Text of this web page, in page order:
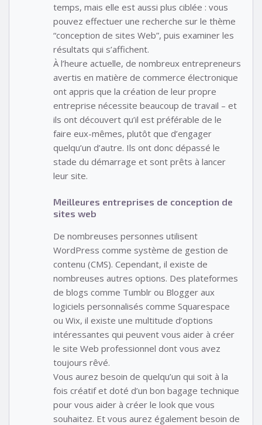
temps, mais elle est aussi plus ciblée : vous
pouvez effectuer une recherche sur le thème
“conception de sites Web”, puis examiner les
résultats qui s’affichent.
À l’heure actuelle, de nombreux entrepreneurs
avertis en matière de commerce électronique
ont appris que la création de leur propre
entreprise nécessite beaucoup de travail – et
ils ont découvert qu’il est préférable de le
faire eux-mêmes, plutôt que d’engager
quelqu’un d’autre. Ils ont donc dépassé le
stade du démarrage et sont prêts à lancer
leur site.
Meilleures entreprises de conception de
sites web
De nombreuses personnes utilisent
WordPress comme système de gestion de
contenu (CMS). Cependant, il existe de
nombreuses autres options. Des plateformes
de blogs comme Tumblr ou Blogger aux
logiciels personnalisés comme Squarespace
ou Wix, il existe une multitude d’options
intéressantes qui peuvent vous aider à créer
le site Web professionnel dont vous avez
toujours rêvé.
Vous aurez besoin de quelqu’un qui soit à la
fois créatif et doté d’un bon bagage technique
pour vous aider à créer le look que vous
souhaitez. Et vous aurez également besoin de